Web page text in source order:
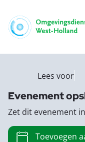
Lees voor
Evenement
Zet dit evenement
Toevoegen